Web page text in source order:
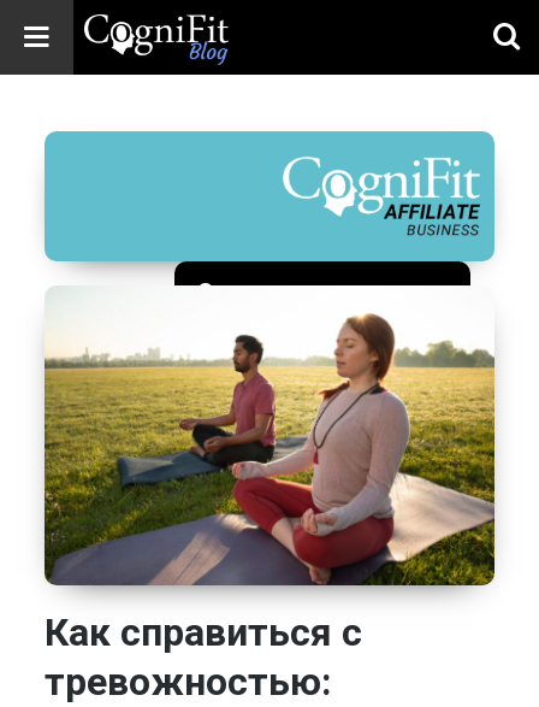
Blog: Brain
Wellness
Зарегистрироваться
Как справиться с
тревожностью: